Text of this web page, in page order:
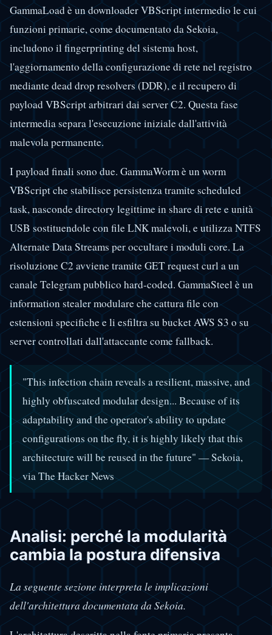
GammaLoad è un downloader VBScript intermedio le cui
funzioni primarie, come documentato da Sekoia,
includono il fingerprinting del sistema host,
l'aggiornamento della configurazione di rete nel registro
mediante dead drop resolvers (DDR), e il recupero di
payload VBScript arbitrari dai server C2. Questa fase
intermedia separa l'esecuzione iniziale dall'attività
malevola permanente.
I payload finali sono due. GammaWorm è un worm
VBScript che stabilisce persistenza tramite scheduled
task, nasconde directory legittime in share di rete e unità
USB sostituendole con file LNK malevoli, e utilizza NTFS
Alternate Data Streams per occultare i moduli core. La
risoluzione C2 avviene tramite GET request curl a un
canale Telegram pubblico hard-coded. GammaSteel è un
information stealer modulare che cattura file con
estensioni specifiche e li esfiltra su bucket AWS S3 o su
server controllati dall'attaccante come fallback.
"This infection chain reveals a resilient, massive, and
highly obfuscated modular design... Because of its
adaptability and the operator's ability to update
configurations on the fly, it is highly likely that this
architecture will be reused in the future" — Sekoia,
via The Hacker News
Analisi: perché la modularità
cambia la postura difensiva
La seguente sezione interpreta le implicazioni
dell'architettura documentata da Sekoia.